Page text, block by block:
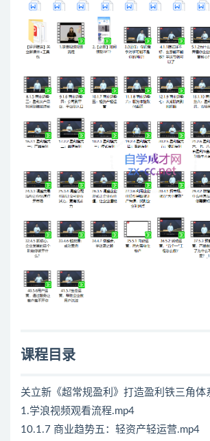
课程目录
关立新《超常规盈利》打造盈利铁三角体
1.学浪视频观看流程.mp4
10.1.7 商业趋势五：轻资产轻运营.mp4